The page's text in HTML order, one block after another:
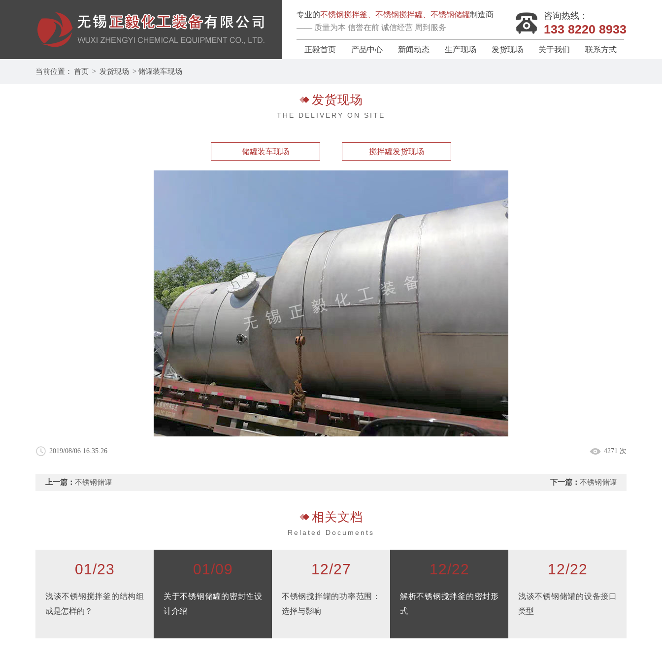
专业的不锈钢搅拌釜、不锈钢搅拌罐、不锈钢储罐制造商
—— 质量为本 信誉在前 诚信经营 周到服务
咨询热线：
133 8220 8933
正毅首页 产品中心 新闻动态 生产现场 发货现场 关于我们 联系方式
当前位置： 首页 > 发货现场 >储罐装车现场
发货现场
THE DELIVERY ON SITE
储罐装车现场 搅拌罐发货现场
2019/08/06 16:35:26 4271 次
上一篇： 不锈钢储罐 下一篇： 不锈钢储罐
相关文档
Related Documents
01/23
浅谈不锈钢搅拌釜的结构组
成是怎样的？
01/09
关于不锈钢储罐的密封性设
计介绍
12/27
不锈钢搅拌罐的功率范围：
选择与影响
12/22
解析不锈钢搅拌釜的密封形
式
12/22
浅谈不锈钢储罐的设备接口
类型